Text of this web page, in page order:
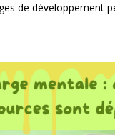
de développement